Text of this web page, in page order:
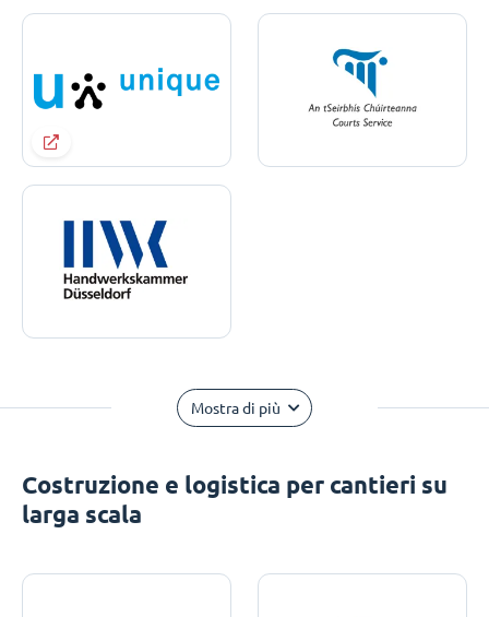
Mostra di più
Costruzione e logistica per cantieri su
larga scala